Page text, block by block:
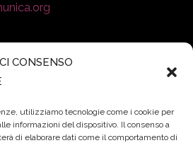
CONSENSO
utilizziamo tecnologie come i cookie per
informazioni del dispositivo. Il consenso a
di elaborare dati come il comportamento di
è Bologna la nuova capitale
artificiale? Contro i nuovi